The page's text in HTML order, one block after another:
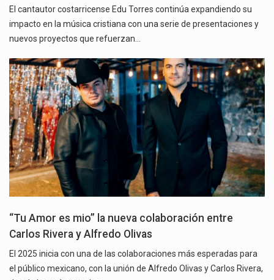
El cantautor costarricense Edu Torres continúa expandiendo su
impacto en la música cristiana con una serie de presentaciones y
nuevos proyectos que refuerzan…
“Tu Amor es mio” la nueva colaboración entre
Carlos Rivera y Alfredo Olivas
El 2025 inicia con una de las colaboraciones más esperadas para
el público mexicano, con la unión de Alfredo Olivas y Carlos Rivera,